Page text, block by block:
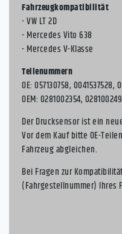
Fahrzeugkompatibilität
- VW LT 2D
- Mercedes Vito 638
- Mercedes V-Klasse
Teilenummern
OE: 057130758, 0041537528,
OEM: 0281002354,
Der Drucksensor ist ein
Vor dem Kauf bitte OE-
Fahrzeug abgleichen.
Bei Fragen zur
(Fahrgestellnummer) Ihres